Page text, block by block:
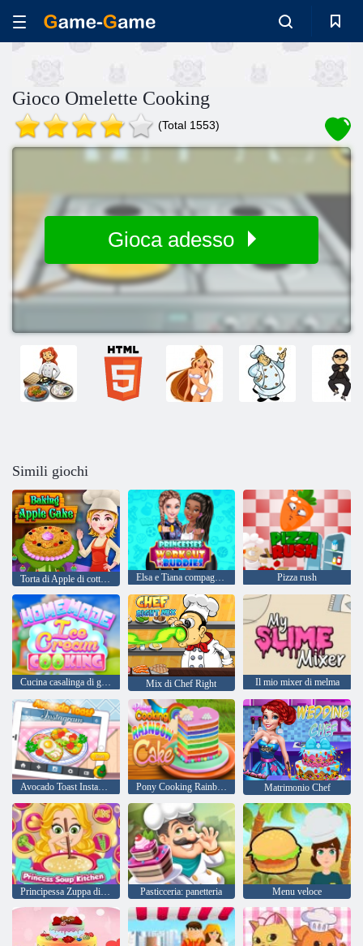
Gioco Omelette Cooking
(Total 1553)
Gioca adesso
Simili giochi
Torta di Apple di cottura Elsa e Tiana compagni di allenamento Pizza rush
Cucina casalinga di gelato Mix di Chef Right Il mio mixer di melma
Avocado Toast Instagram Pony Cooking Rainbow Cake Matrimonio Chef
Principessa Zuppa di cucina Pasticceria: panetteria Menu veloce